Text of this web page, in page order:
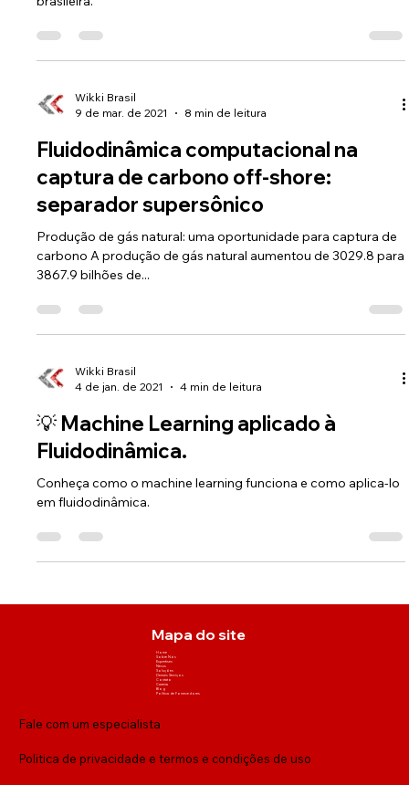
brasileira.
9 de mar. de 2021
8 min de leitura
Fluidodinâmica computacional na
captura de carbono off-shore:
separador supersônico
Produção de gás natural: uma oportunidade para captura de
3867.9 bilhões de...
4 de jan. de 2021
4 min de leitura
💡 Machine Learning aplicado à
Fluidodinâmica.
em fluidodinâmica.
Mapa do site
Home
Sobre Nós
Blog
Política de Fornecedores
Fale com um especialista